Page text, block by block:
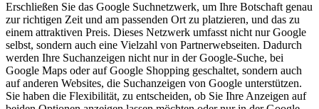
Erschließen Sie das Google Suchnetzwerk, um Ihre Botschaft genau
zur richtigen Zeit und am passenden Ort zu platzieren, und das zu
einem attraktiven Preis. Dieses Netzwerk umfasst nicht nur Google
selbst, sondern auch eine Vielzahl von Partnerwebseiten. Dadurch
werden Ihre Suchanzeigen nicht nur in der Google-Suche, bei
Google Maps oder auf Google Shopping geschaltet, sondern auch
auf anderen Websites, die Suchanzeigen von Google unterstützen.
Sie haben die Flexibilität, zu entscheiden, ob Sie Ihre Anzeigen auf